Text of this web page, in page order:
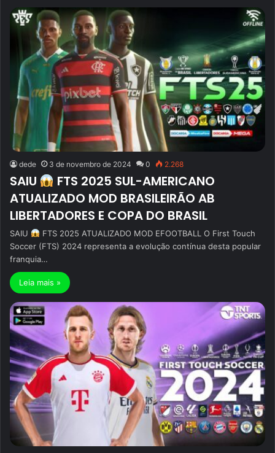
dede 3 de novembro de 2024 0 2.268
SAIU
FTS 2025 SUL-AMERICANO
ATUALIZADO MOD BRASILEIRÃO AB
LIBERTADORES E COPA DO BRASIL
SAIU
FTS 2025 ATUALIZADO MOD EFOOTBALL O First Touch
Soccer (FTS) 2024 representa a evolução contínua desta popular
franquia…
Leia mais »